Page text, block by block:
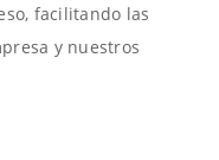
facilitando las
y nuestros